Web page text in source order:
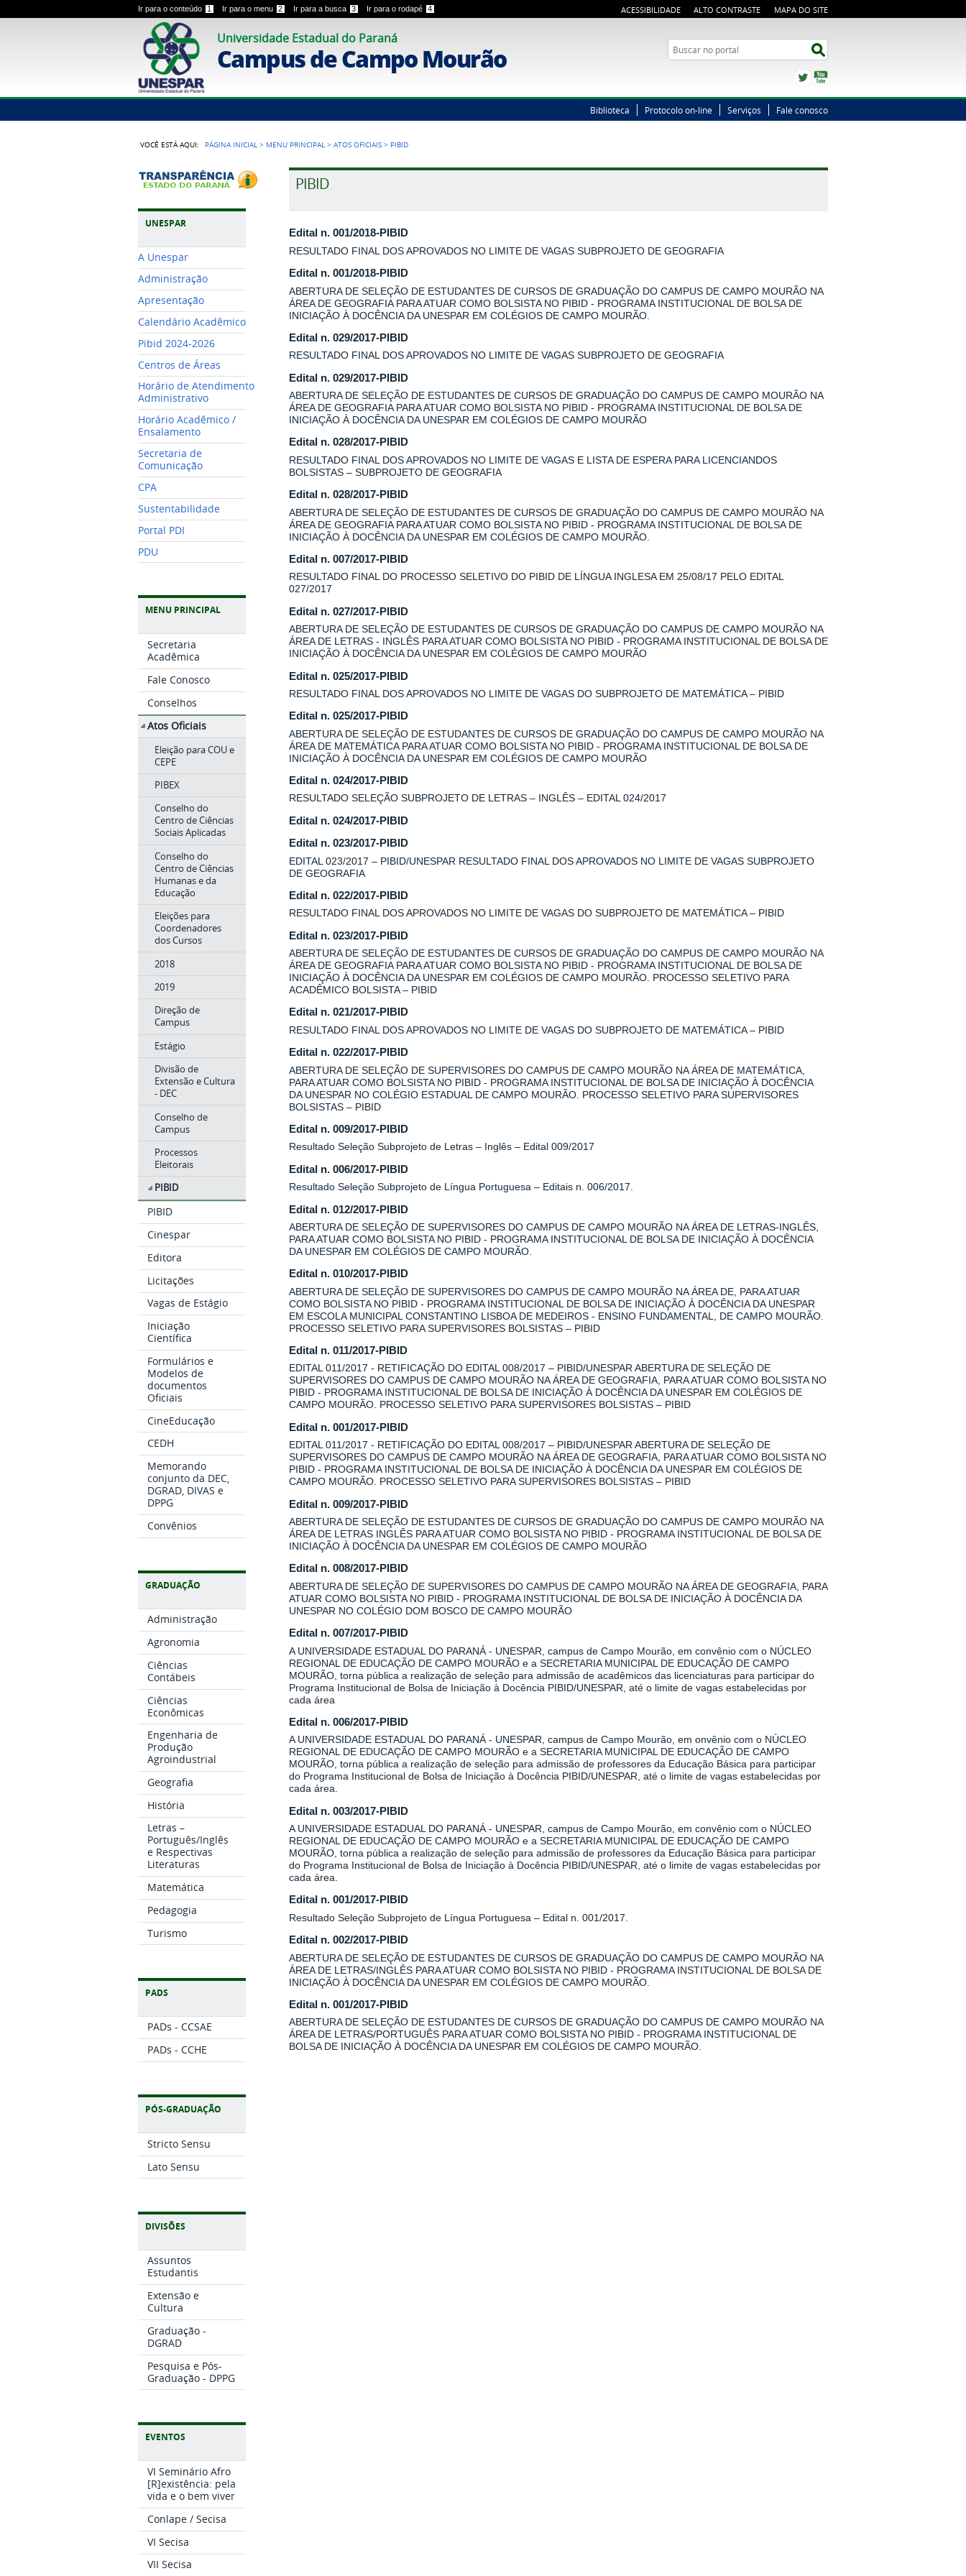
Ir para o conteúdo 1 Ir para o menu 2 Ir para a busca 3 Ir para o rodapé 4 ACESSIBILIDADE ALTO CONTRASTE MAPA DO SITE
Universidade Estadual do Paraná
Campus de Campo Mourão Busca
Twitter
Biblioteca Protocolo on-line Serviços Fale conosco
VOCÊ ESTÁ AQUI: PÁGINA INICIAL > MENU PRINCIPAL >ATOS OFICIAIS > PIBID
UNESPAR
A Unespar
Administração
Apresentação
Calendário Acadêmico
Pibid 2024-2026
Centros de Áreas
Horário de Atendimento
Administrativo
Horário Acadêmico /
Ensalamento
Secretaria de
Comunicação
CPA
Sustentabilidade
Portal PDI
PDU
MENU PRINCIPAL
Secretaria
Acadêmica
Fale Conosco
Conselhos
Atos Oficiais
Eleição para COU e
CEPE
PIBEX
Conselho do
Centro de Ciências
Sociais Aplicadas
Conselho do
Centro de Ciências
Humanas e da
Educação
Eleições para
Coordenadores
dos Cursos
2018
2019
Direção de
Campus
Estágio
Divisão de
Extensão e Cultura
- DEC
Conselho de
Campus
Processos
Eleitorais
PIBID
PIBID
Cinespar
Editora
Licitações
Vagas de Estágio
Iniciação
Científica
Formulários e
Modelos de
documentos
Oficiais
CineEducação
CEDH
Memorando
conjunto da DEC,
DGRAD, DIVAS e
DPPG
Convênios
GRADUAÇÃO
Administração
Agronomia
Ciências
Contábeis
Ciências
Econômicas
Engenharia de
Produção
Agroindustrial
Geografia
História
Letras –
Português/Inglês
e Respectivas
Literaturas
Matemática
Pedagogia
Turismo
PADS
PADs - CCSAE
PADs - CCHE
PÓS-GRADUAÇÃO
Stricto Sensu
Lato Sensu
DIVISÕES
Assuntos
Estudantis
Extensão e
Cultura
Graduação -
DGRAD
Pesquisa e Pós-
Graduação - DPPG
EVENTOS
VI Seminário Afro
[R]existência: pela
vida e o bem viver
Conlape / Secisa
VI Secisa
VII Secisa
PIBID
Edital n. 001/2018-PIBID
RESULTADO FINAL DOS APROVADOS NO LIMITE DE VAGAS SUBPROJETO DE GEOGRAFIA
Edital n. 001/2018-PIBID
ABERTURA DE SELEÇÃO DE ESTUDANTES DE CURSOS DE GRADUAÇÃO DO CAMPUS DE CAMPO MOURÃO NA
ÁREA DE GEOGRAFIA PARA ATUAR COMO BOLSISTA NO PIBID - PROGRAMA INSTITUCIONAL DE BOLSA DE
INICIAÇÃO À DOCÊNCIA DA UNESPAR EM COLÉGIOS DE CAMPO MOURÃO.
Edital n. 029/2017-PIBID
RESULTADO FINAL DOS APROVADOS NO LIMITE DE VAGAS SUBPROJETO DE GEOGRAFIA
Edital n. 029/2017-PIBID
ABERTURA DE SELEÇÃO DE ESTUDANTES DE CURSOS DE GRADUAÇÃO DO CAMPUS DE CAMPO MOURÃO NA
ÁREA DE GEOGRAFIA PARA ATUAR COMO BOLSISTA NO PIBID - PROGRAMA INSTITUCIONAL DE BOLSA DE
INICIAÇÃO À DOCÊNCIA DA UNESPAR EM COLÉGIOS DE CAMPO MOURÃO
Edital n. 028/2017-PIBID
RESULTADO FINAL DOS APROVADOS NO LIMITE DE VAGAS E LISTA DE ESPERA PARA LICENCIANDOS
BOLSISTAS – SUBPROJETO DE GEOGRAFIA
Edital n. 028/2017-PIBID
ABERTURA DE SELEÇÃO DE ESTUDANTES DE CURSOS DE GRADUAÇÃO DO CAMPUS DE CAMPO MOURÃO NA
ÁREA DE GEOGRAFIA PARA ATUAR COMO BOLSISTA NO PIBID - PROGRAMA INSTITUCIONAL DE BOLSA DE
INICIAÇÃO À DOCÊNCIA DA UNESPAR EM COLÉGIOS DE CAMPO MOURÃO.
Edital n. 007/2017-PIBID
RESULTADO FINAL DO PROCESSO SELETIVO DO PIBID DE LÍNGUA INGLESA EM 25/08/17 PELO EDITAL
027/2017
Edital n. 027/2017-PIBID
ABERTURA DE SELEÇÃO DE ESTUDANTES DE CURSOS DE GRADUAÇÃO DO CAMPUS DE CAMPO MOURÃO NA
ÁREA DE LETRAS - INGLÊS PARA ATUAR COMO BOLSISTA NO PIBID - PROGRAMA INSTITUCIONAL DE BOLSA DE
INICIAÇÃO À DOCÊNCIA DA UNESPAR EM COLÉGIOS DE CAMPO MOURÃO
Edital n. 025/2017-PIBID
RESULTADO FINAL DOS APROVADOS NO LIMITE DE VAGAS DO SUBPROJETO DE MATEMÁTICA – PIBID
Edital n. 025/2017-PIBID
ABERTURA DE SELEÇÃO DE ESTUDANTES DE CURSOS DE GRADUAÇÃO DO CAMPUS DE CAMPO MOURÃO NA
ÁREA DE MATEMÁTICA PARA ATUAR COMO BOLSISTA NO PIBID - PROGRAMA INSTITUCIONAL DE BOLSA DE
INICIAÇÃO À DOCÊNCIA DA UNESPAR EM COLÉGIOS DE CAMPO MOURÃO
Edital n. 024/2017-PIBID
RESULTADO SELEÇÃO SUBPROJETO DE LETRAS – INGLÊS – EDITAL 024/2017
Edital n. 024/2017-PIBID
Edital n. 023/2017-PIBID
EDITAL 023/2017 – PIBID/UNESPAR RESULTADO FINAL DOS APROVADOS NO LIMITE DE VAGAS SUBPROJETO
DE GEOGRAFIA
Edital n. 022/2017-PIBID
RESULTADO FINAL DOS APROVADOS NO LIMITE DE VAGAS DO SUBPROJETO DE MATEMÁTICA – PIBID
Edital n. 023/2017-PIBID
ABERTURA DE SELEÇÃO DE ESTUDANTES DE CURSOS DE GRADUAÇÃO DO CAMPUS DE CAMPO MOURÃO NA
ÁREA DE GEOGRAFIA PARA ATUAR COMO BOLSISTA NO PIBID - PROGRAMA INSTITUCIONAL DE BOLSA DE
INICIAÇÃO À DOCÊNCIA DA UNESPAR EM COLÉGIOS DE CAMPO MOURÃO. PROCESSO SELETIVO PARA
ACADÊMICO BOLSISTA – PIBID
Edital n. 021/2017-PIBID
RESULTADO FINAL DOS APROVADOS NO LIMITE DE VAGAS DO SUBPROJETO DE MATEMÁTICA – PIBID
Edital n. 022/2017-PIBID
ABERTURA DE SELEÇÃO DE SUPERVISORES DO CAMPUS DE CAMPO MOURÃO NA ÁREA DE MATEMÁTICA,
PARA ATUAR COMO BOLSISTA NO PIBID - PROGRAMA INSTITUCIONAL DE BOLSA DE INICIAÇÃO À DOCÊNCIA
DA UNESPAR NO COLÉGIO ESTADUAL DE CAMPO MOURÃO. PROCESSO SELETIVO PARA SUPERVISORES
BOLSISTAS – PIBID
Edital n. 009/2017-PIBID
Resultado Seleção Subprojeto de Letras – Inglês – Edital 009/2017
Edital n. 006/2017-PIBID
Resultado Seleção Subprojeto de Língua Portuguesa – Editais n. 006/2017.
Edital n. 012/2017-PIBID
ABERTURA DE SELEÇÃO DE SUPERVISORES DO CAMPUS DE CAMPO MOURÃO NA ÁREA DE LETRAS-INGLÊS,
PARA ATUAR COMO BOLSISTA NO PIBID - PROGRAMA INSTITUCIONAL DE BOLSA DE INICIAÇÃO À DOCÊNCIA
DA UNESPAR EM COLÉGIOS DE CAMPO MOURÃO.
Edital n. 010/2017-PIBID
ABERTURA DE SELEÇÃO DE SUPERVISORES DO CAMPUS DE CAMPO MOURÃO NA ÁREA DE, PARA ATUAR
COMO BOLSISTA NO PIBID - PROGRAMA INSTITUCIONAL DE BOLSA DE INICIAÇÃO À DOCÊNCIA DA UNESPAR
EM ESCOLA MUNICIPAL CONSTANTINO LISBOA DE MEDEIROS - ENSINO FUNDAMENTAL, DE CAMPO MOURÃO.
PROCESSO SELETIVO PARA SUPERVISORES BOLSISTAS – PIBID
Edital n. 011/2017-PIBID
EDITAL 011/2017 - RETIFICAÇÃO DO EDITAL 008/2017 – PIBID/UNESPAR ABERTURA DE SELEÇÃO DE
SUPERVISORES DO CAMPUS DE CAMPO MOURÃO NA ÁREA DE GEOGRAFIA, PARA ATUAR COMO BOLSISTA NO
PIBID - PROGRAMA INSTITUCIONAL DE BOLSA DE INICIAÇÃO À DOCÊNCIA DA UNESPAR EM COLÉGIOS DE
CAMPO MOURÃO. PROCESSO SELETIVO PARA SUPERVISORES BOLSISTAS – PIBID
Edital n. 001/2017-PIBID
EDITAL 011/2017 - RETIFICAÇÃO DO EDITAL 008/2017 – PIBID/UNESPAR ABERTURA DE SELEÇÃO DE
SUPERVISORES DO CAMPUS DE CAMPO MOURÃO NA ÁREA DE GEOGRAFIA, PARA ATUAR COMO BOLSISTA NO
PIBID - PROGRAMA INSTITUCIONAL DE BOLSA DE INICIAÇÃO À DOCÊNCIA DA UNESPAR EM COLÉGIOS DE
CAMPO MOURÃO. PROCESSO SELETIVO PARA SUPERVISORES BOLSISTAS – PIBID
Edital n. 009/2017-PIBID
ABERTURA DE SELEÇÃO DE ESTUDANTES DE CURSOS DE GRADUAÇÃO DO CAMPUS DE CAMPO MOURÃO NA
ÁREA DE LETRAS INGLÊS PARA ATUAR COMO BOLSISTA NO PIBID - PROGRAMA INSTITUCIONAL DE BOLSA DE
INICIAÇÃO À DOCÊNCIA DA UNESPAR EM COLÉGIOS DE CAMPO MOURÃO
Edital n. 008/2017-PIBID
ABERTURA DE SELEÇÃO DE SUPERVISORES DO CAMPUS DE CAMPO MOURÃO NA ÁREA DE GEOGRAFIA, PARA
ATUAR COMO BOLSISTA NO PIBID - PROGRAMA INSTITUCIONAL DE BOLSA DE INICIAÇÃO À DOCÊNCIA DA
UNESPAR NO COLÉGIO DOM BOSCO DE CAMPO MOURÃO
Edital n. 007/2017-PIBID
A UNIVERSIDADE ESTADUAL DO PARANÁ - UNESPAR, campus de Campo Mourão, em convênio com o NÚCLEO
REGIONAL DE EDUCAÇÃO DE CAMPO MOURÃO e a SECRETARIA MUNICIPAL DE EDUCAÇÃO DE CAMPO
MOURÃO, torna pública a realização de seleção para admissão de acadêmicos das licenciaturas para participar do
Programa Institucional de Bolsa de Iniciação à Docência PIBID/UNESPAR, até o limite de vagas estabelecidas por
cada área
Edital n. 006/2017-PIBID
A UNIVERSIDADE ESTADUAL DO PARANÁ - UNESPAR, campus de Campo Mourão, em onvênio com o NÚCLEO
REGIONAL DE EDUCAÇÃO DE CAMPO MOURÃO e a SECRETARIA MUNICIPAL DE EDUCAÇÃO DE CAMPO
MOURÃO, torna pública a realização de seleção para admissão de professores da Educação Básica para participar
do Programa Institucional de Bolsa de Iniciação à Docência PIBID/UNESPAR, até o limite de vagas estabelecidas por
cada área.
Edital n. 003/2017-PIBID
A UNIVERSIDADE ESTADUAL DO PARANÁ - UNESPAR, campus de Campo Mourão, em convênio com o NÚCLEO
REGIONAL DE EDUCAÇÃO DE CAMPO MOURÃO e a SECRETARIA MUNICIPAL DE EDUCAÇÃO DE CAMPO
MOURÃO, torna pública a realização de seleção para admissão de professores da Educação Básica para participar
do Programa Institucional de Bolsa de Iniciação à Docência PIBID/UNESPAR, até o limite de vagas estabelecidas por
cada área.
Edital n. 001/2017-PIBID
Resultado Seleção Subprojeto de Língua Portuguesa – Edital n. 001/2017.
Edital n. 002/2017-PIBID
ABERTURA DE SELEÇÃO DE ESTUDANTES DE CURSOS DE GRADUAÇÃO DO CAMPUS DE CAMPO MOURÃO NA
ÁREA DE LETRAS/INGLÊS PARA ATUAR COMO BOLSISTA NO PIBID - PROGRAMA INSTITUCIONAL DE BOLSA DE
INICIAÇÃO À DOCÊNCIA DA UNESPAR EM COLÉGIOS DE CAMPO MOURÃO.
Edital n. 001/2017-PIBID
ABERTURA DE SELEÇÃO DE ESTUDANTES DE CURSOS DE GRADUAÇÃO DO CAMPUS DE CAMPO MOURÃO NA
ÁREA DE LETRAS/PORTUGUÊS PARA ATUAR COMO BOLSISTA NO PIBID - PROGRAMA INSTITUCIONAL DE
BOLSA DE INICIAÇÃO À DOCÊNCIA DA UNESPAR EM COLÉGIOS DE CAMPO MOURÃO.